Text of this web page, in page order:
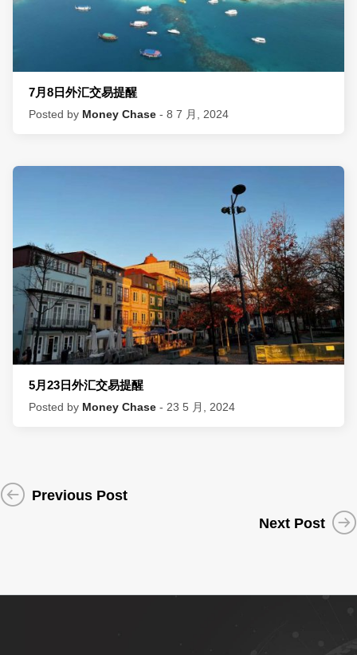
7月8日外汇交易提醒
Posted by Money Chase - 8 7 月, 2024
5月23日外汇交易提醒
Posted by Money Chase - 23 5 月, 2024
Previous Post
Next Post